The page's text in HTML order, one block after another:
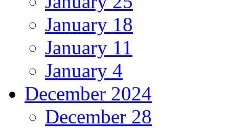
January 18
January 11
January 4
December 2024
December 28